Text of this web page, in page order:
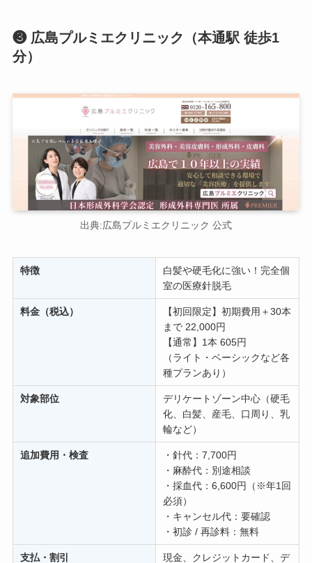
❸ 広島プルミエクリニック（本通駅 徒歩1
分）
出典:広島プルミエクリニック 公式
特徴
白髪や硬毛化に強い！完全個
室の医療針脱毛
料金（税込）
【初回限定】初期費用＋30本
まで 22,000円
【通常】1本 605円
（ライト・ベーシックなど各
種プランあり）
対象部位
デリケートゾーン中心（硬毛
化、白髪、産毛、口周り、乳
輪など）
追加費用・検査
・針代：7,700円
・麻酔代：別途相談
・採血代：6,600円（※年1回
必須）
・キャンセル代：要確認
・初診 / 再診料：無料
支払・割引 現金、クレジットカード、デ